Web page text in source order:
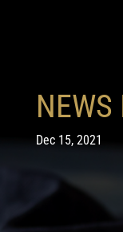
NEWS
Dec 15, 2021